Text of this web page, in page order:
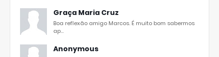
Graça Maria Cruz
Boa reflexão amigo Marcos. É muito bom sabermos
ap...
Anonymous